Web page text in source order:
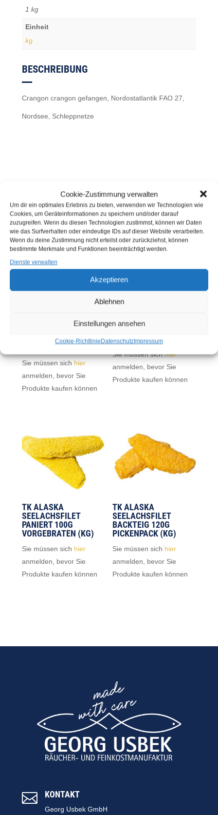
Cookie-Zustimmung verwalten
Um dir ein optimales Erlebnis zu bieten, verwenden wir Technologien wie
Cookies, um Geräteinformationen zu speichern und/oder darauf
zuzugreifen. Wenn du diesen Technologien zustimmst, können wir Daten
wie das Surfverhalten oder eindeutige IDs auf dieser Website verarbeiten.
Wenn du deine Zustimmung nicht erteilst oder zurückziehst, können
bestimmte Merkmale und Funktionen beeinträchtigt werden.
Dienste verwalten
Akzeptieren
Ablehnen
Einstellungen ansehen
Cookie-RichtlinieDatenschutzImpressum
1 kg
Einheit
kg
BESCHREIBUNG
Crangon crangon gefangen, Nordostatlantik FAO 27,
Nordsee, Schleppnetze
ÄHNLICHE PRODUKTE
TK FISCHFRIKADELLEN
*VORGEBRATEN* 75G
Sie müssen sich hier
anmelden, bevor Sie
Produkte kaufen können
TK FISCHFRIKADELLEN
100 G FERTIG
GEBRATEN (STÜCK)
Sie müssen sichhier
anmelden, bevor Sie
Produkte kaufen können
TK ALASKA
SEELACHSFILET
PANIERT 100G
VORGEBRATEN (KG)
Sie müssen sich hier
anmelden, bevor Sie
Produkte kaufen können
TK ALASKA
SEELACHSFILET
BACKTEIG 120G
PICKENPACK (KG)
Sie müssen sich hier
anmelden, bevor Sie
Produkte kaufen können
 KONTAKT
Georg Usbek GmbH